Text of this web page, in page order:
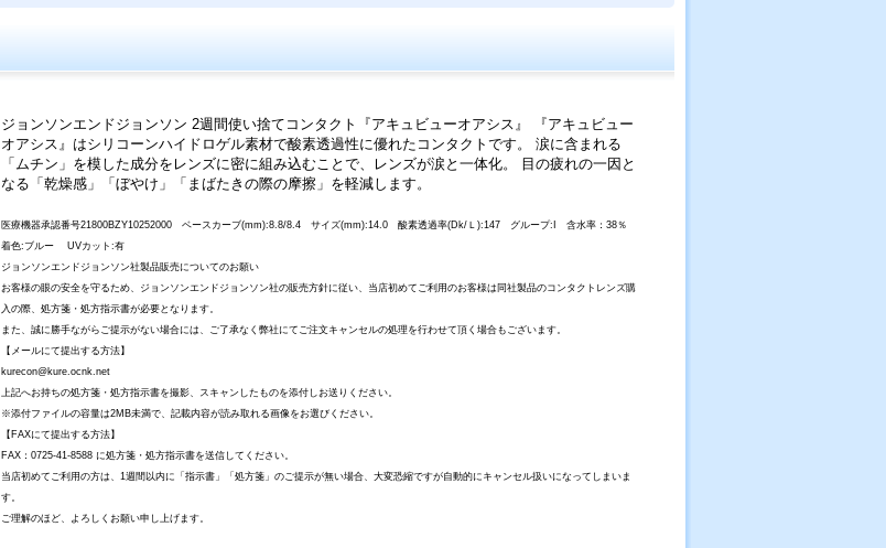
ジョンソンエンドジョンソン 2週間使い捨てコンタクト『アキュビューオアシス』 『アキュビュー
オアシス』はシリコーンハイドロゲル素材で酸素透過性に優れたコンタクトです。 涙に含まれる
「ムチン」を模した成分をレンズに密に組み込むことで、レンズが涙と一体化。 目の疲れの一因と
なる「乾燥感」「ぼやけ」「まばたきの際の摩擦」を軽減します。
医療機器承認番号21800BZY10252000 ベースカーブ(mm):8.8/8.4 サイズ(mm):14.0 酸素透過率(Dk/Ｌ):147 グループ:I 含水率：38％
着色:ブルー UVカット:有
ジョンソンエンドジョンソン社製品販売についてのお願い
お客様の眼の安全を守るため、ジョンソンエンドジョンソン社の販売方針に従い、当店初めてご利用のお客様は同社製品のコンタクトレンズ購
入の際、処方箋・処方指示書が必要となります。
また、誠に勝手ながらご提示がない場合には、ご了承なく弊社にてご注文キャンセルの処理を行わせて頂く場合もございます。
【メールにて提出する方法】
kurecon@kure.ocnk.net
上記へお持ちの処方箋・処方指示書を撮影、スキャンしたものを添付しお送りください。
※添付ファイルの容量は2MB未満で、記載内容が読み取れる画像をお選びください。
【FAXにて提出する方法】
FAX：0725-41-8588 に処方箋・処方指示書を送信してください。
当店初めてご利用の方は、1週間以内に「指示書」「処方箋」のご提示が無い場合、大変恐縮ですが自動的にキャンセル扱いになってしまいま
す。
ご理解のほど、よろしくお願い申し上げます。